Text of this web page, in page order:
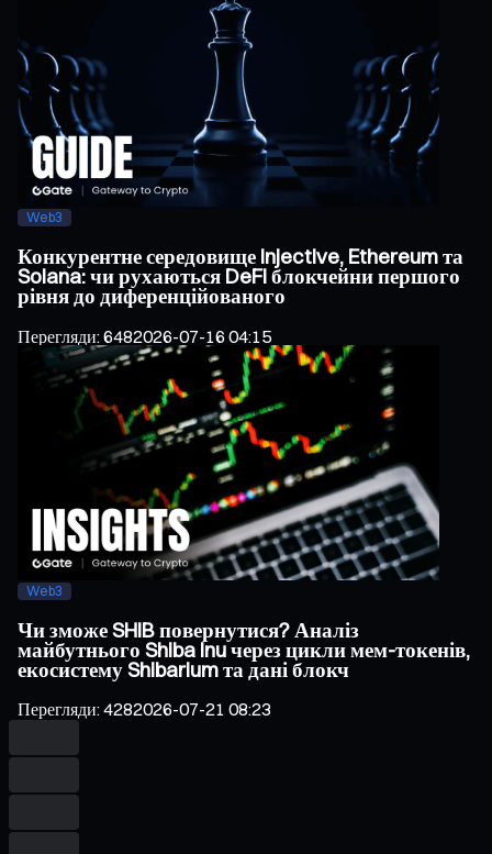
Web3
Конкурентне середовище Injective, Ethereum та
Solana: чи рухаються DeFi блокчейни першого
рівня до диференційованого
Перегляди:6482026-07-16 04:15
Web3
Чи зможе SHIB повернутися? Аналіз
майбутнього Shiba Inu через цикли мем-токенів,
екосистему Shibarium та дані блокч
Перегляди:4282026-07-21 08:23